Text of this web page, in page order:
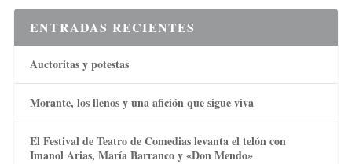
ENTRADAS RECIENTES
Auctoritas y potestas
Morante, los llenos y una afición que sigue viva
El Festival de Teatro de Comedias levanta el telón con
Imanol Arias, María Barranco y «Don Mendo»